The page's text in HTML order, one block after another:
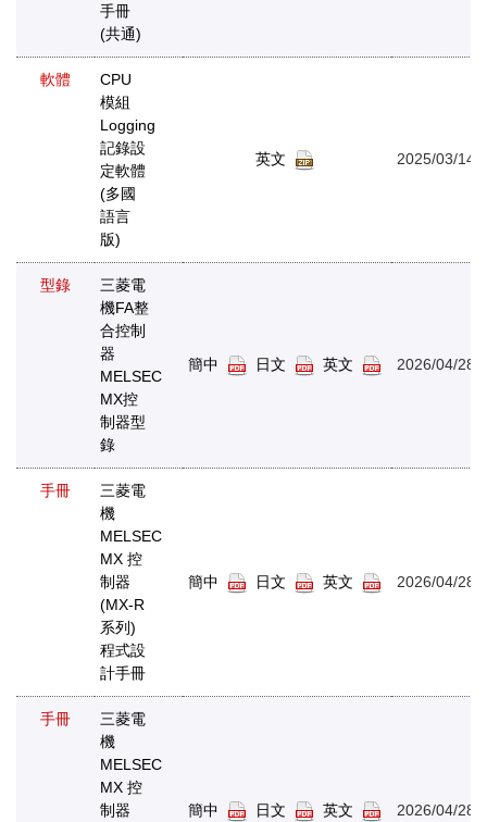
手冊
(共通)
軟體
CPU
模組
Logging
記錄設
定軟體
(多國
語言
版)
英文 2025/03/14
型錄
三菱電
機FA整
合控制
器
MELSEC
MX控
制器型
錄
簡中 日文 英文 2026/04/28
手冊
三菱電
機
MELSEC
MX 控
制器
(MX-R
系列)
程式設
計手冊
簡中 日文 英文 2026/04/28
手冊
三菱電
機
MELSEC
MX 控
制器
簡中 日文 英文 2026/04/28